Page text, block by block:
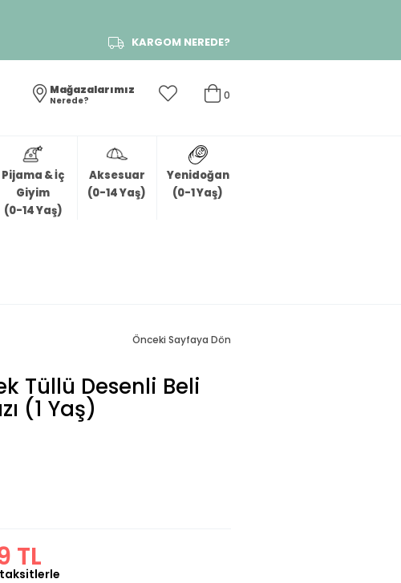
KARGOM NEREDE?
0
Mağazalarımız
Nerede?
Pijama & İç
Giyim
(0-14 Yaş)
Aksesuar
(0-14 Yaş)
Yenidoğan
(0-1 Yaş)
Önceki Sayfaya Dön
Tüllü Desenli Beli
(1 Yaş)
TL